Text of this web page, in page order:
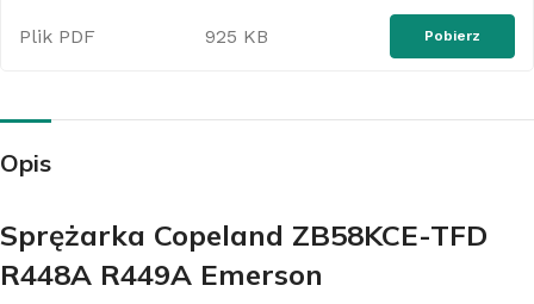
Plik PDF 925 KB Pobierz
Opis
Sprężarka Copeland ZB58KCE-TFD
R448A R449A Emerson